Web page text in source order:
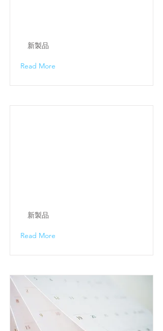
新製品
Read More
新製品
Read More